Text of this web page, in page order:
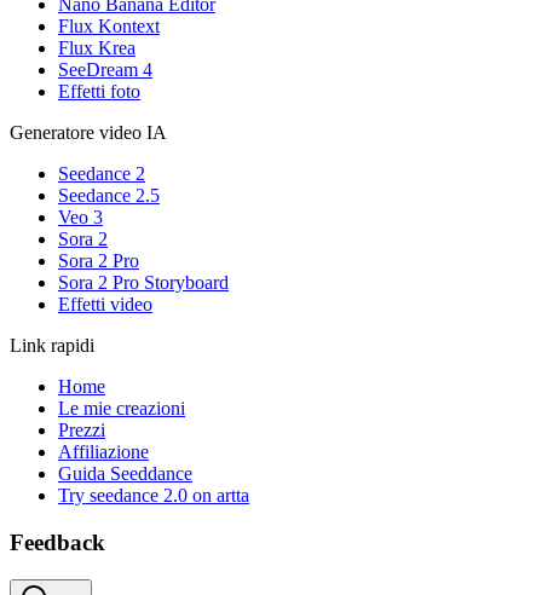
Nano Banana Editor
Flux Kontext
Flux Krea
SeeDream 4
Effetti foto
Generatore video IA
Seedance 2
Seedance 2.5
Veo 3
Sora 2
Sora 2 Pro
Sora 2 Pro Storyboard
Effetti video
Link rapidi
Home
Le mie creazioni
Prezzi
Affiliazione
Guida Seeddance
Try seedance 2.0 on artta
Feedback